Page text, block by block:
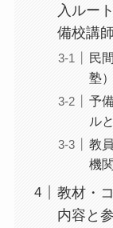
入ルー
備校講師
民
塾
予
ル
教
機
教材・
内容と